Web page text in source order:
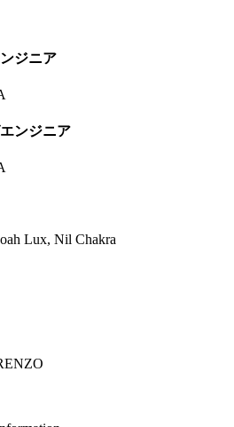
ジニア
ンジニア
Lux, Nil Chakra